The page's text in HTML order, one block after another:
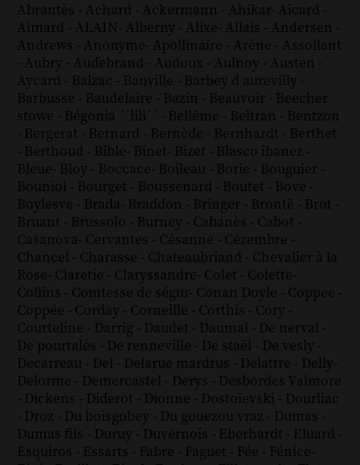
Abrantès - Achard - Ackermann - Ahikar- Aicard -
Aimard - ALAIN- Alberny - Alixe- Allais - Andersen -
Andrews - Anonyme- Apollinaire - Arène - Assollant
- Aubry - Audebrand - Audoux - Aulnoy - Austen -
Aycard - Balzac - Banville - Barbey d aurevilly -
Barbusse - Baudelaire - Bazin - Beauvoir - Beecher
stowe - Bégonia ´´lili´´ - Bellême - Beltran - Bentzon
- Bergerat - Bernard - Bernède - Bernhardt - Berthet
- Berthoud - Bible- Binet- Bizet - Blasco ibanez -
Bleue- Bloy - Boccace- Boileau - Borie - Bouguier -
Bouniol - Bourget - Boussenard - Boutet - Bove -
Boylesve - Brada- Braddon - Bringer - Brontë - Brot -
Bruant - Brussolo - Burney - Cabanès - Cabot -
Casanova- Cervantes - Césanne - Cézembre -
Chancel - Charasse - Chateaubriand - Chevalier à la
Rose- Claretie - Claryssandre- Colet - Colette-
Collins - Comtesse de ségur- Conan Doyle - Coppee -
Coppée - Corday - Corneille - Corthis - Cory -
Courteline - Darrig - Daudet - Daumal - De nerval -
De pourtalès - De renneville - De staël - De vesly -
Decarreau - Del - Delarue mardrus - Delattre - Delly-
Delorme - Demercastel - Derys - Desbordes Valmore
- Dickens - Diderot - Dionne - Dostoïevski - Dourliac
- Droz - Du boisgobey - Du gouezou vraz - Dumas -
Dumas fils - Duruy - Duvernois - Eberhardt - Eluard -
Esquiros - Essarts - Fabre - Faguet - Fée - Fénice-